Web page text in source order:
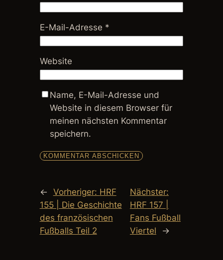
E-Mail-Adresse *
Website
Name, E-Mail-Adresse und
Website in diesem Browser für
meinen nächsten Kommentar
speichern.
← Vorheriger: HRF
155 | Die Geschichte
des französischen
Fußballs Teil 2
Nächster:
HRF 157 |
Fans Fußball
Viertel
→